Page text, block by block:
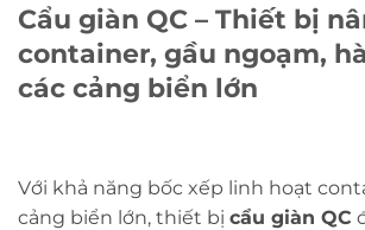
Cẩu giàn QC – Thiết bị
container, gầu ngoạm,
các cảng biển lớn
Với khả năng bốc xếp linh hoạt
cảng biển lớn, thiết bị cẩu giàn QC